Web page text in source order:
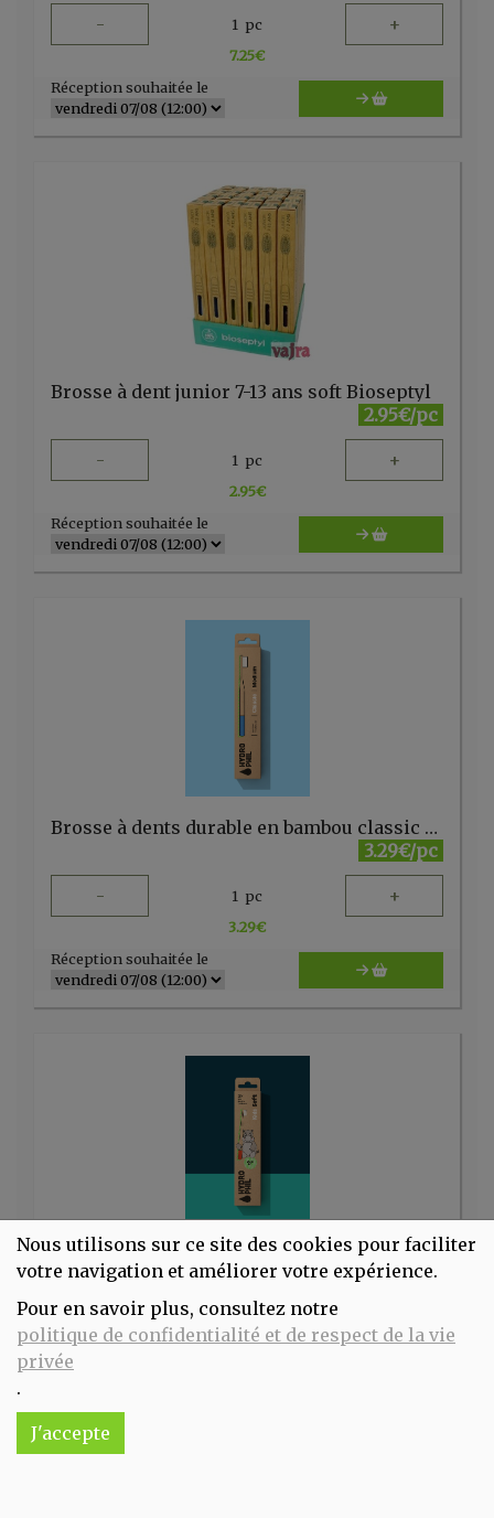
Nous utilisons sur ce site des cookies pour faciliter
votre navigation et améliorer votre expérience.
Pour en savoir plus, consultez notre
politique de confidentialité et de respect de la vie
privée
.
J'accepte
- 1 pc +
7.25€
Réception souhaitée le
Brosse à dent junior 7-13 ans soft Bioseptyl
2.95€/pc
- 1 pc +
2.95€
Réception souhaitée le
Brosse à dents durable en bambou classic - medium Hydrophil
3.29€/pc
- 1 pc +
3.29€
Réception souhaitée le
Brosse à dents durable en bambou enfants - soft hippo Hydrophil
- 1 pc +